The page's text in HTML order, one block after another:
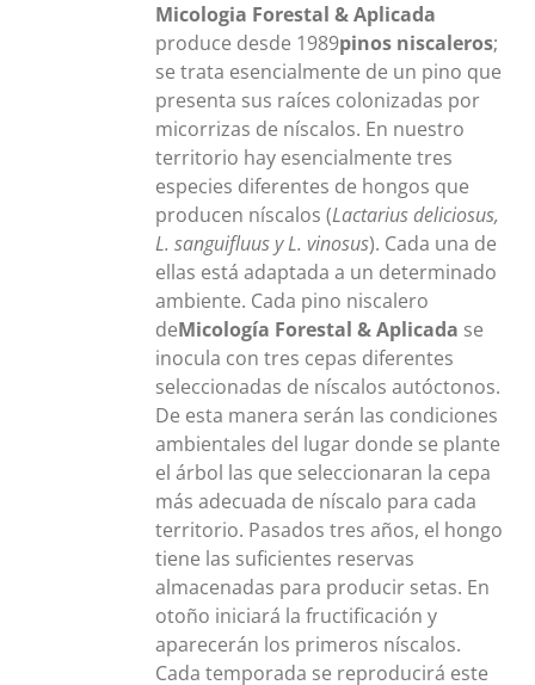
Micologia Forestal & Aplicada
produce desde 1989pinos niscaleros;
se trata esencialmente de un pino que
presenta sus raíces colonizadas por
micorrizas de níscalos. En nuestro
territorio hay esencialmente tres
especies diferentes de hongos que
producen níscalos (Lactarius deliciosus,
L. sanguifluus y L. vinosus). Cada una de
ellas está adaptada a un determinado
ambiente. Cada pino niscalero
deMicología Forestal & Aplicada se
inocula con tres cepas diferentes
seleccionadas de níscalos autóctonos.
De esta manera serán las condiciones
ambientales del lugar donde se plante
el árbol las que seleccionaran la cepa
más adecuada de níscalo para cada
territorio. Pasados tres años, el hongo
tiene las suficientes reservas
almacenadas para producir setas. En
otoño iniciará la fructificación y
aparecerán los primeros níscalos.
Cada temporada se reproducirá este